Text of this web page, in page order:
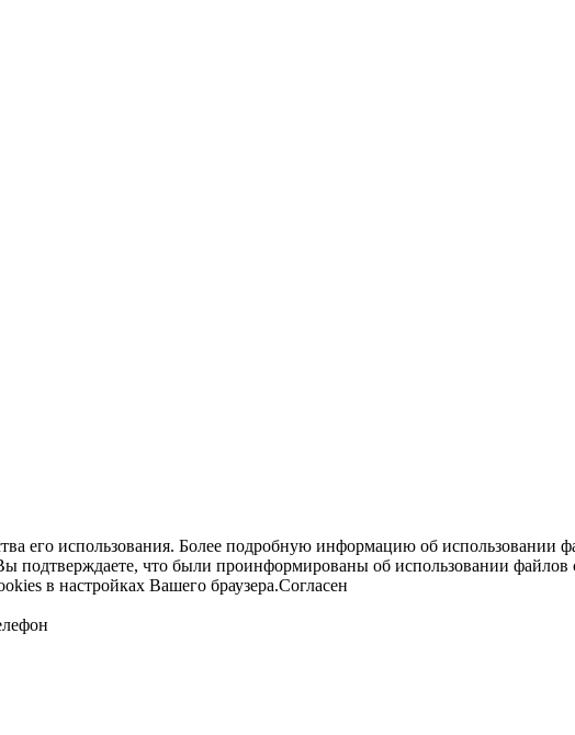
его использования. Более подробную информацию об использовании
подтверждаете, что были проинформированы об использовании
в настройках Вашего браузера.Согласен